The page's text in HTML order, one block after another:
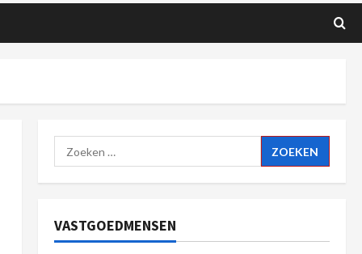
VASTGOEDMENSEN